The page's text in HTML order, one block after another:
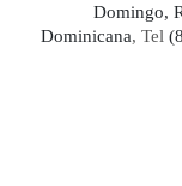
Domingo,
Dominicana, Tel